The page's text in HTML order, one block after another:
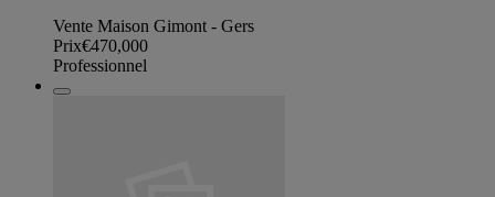
Vente Maison Gimont - Gers
Prix€470,000
Professionnel